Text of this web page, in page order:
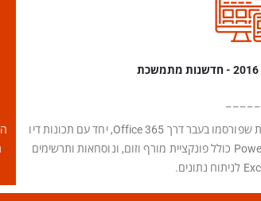
אופיס לבית ולעסק 2016 כולל רבות מהתכונות שפורסמו בעבר דרך Office 365, יחד עם תכונות דיו
משופרות, תכונות אנימציה חדשות ב-PowerPoint כולל פונקציית מורף וזום, ונוסחאות ותרשימים